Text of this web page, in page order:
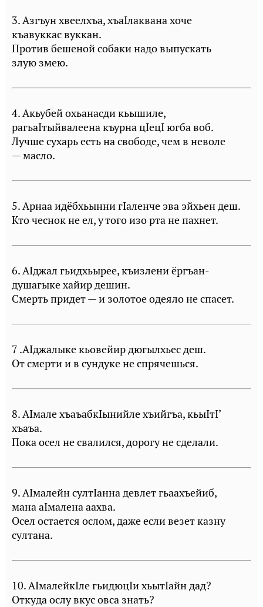
3. Азгъун хвеелхъа, хъаIлаквана хоче
къавуккас вуккан.
Против бешеной собаки надо выпускать
злую змею.
4. Акьубей охьанасди кьышиле,
рагьаIтыйвалеена къурна цIецI югба воб.
Лучше сухарь есть на свободе, чем в неволе
— масло.
5. Арнаа идёбхьынни гIаленче эва эйхьен деш.
Кто чеснок не ел, у того изо рта не пахнет.
6. АIджал гьидхьырее, къизлени ёргъан-
душагыке хайир дешин.
Смерть придет — и золотое одеяло не спасет.
7 .АIджалыке кьовейир дюгылхьес деш.
От смерти и в сундуке не спрячешься.
8. АIмале хъаъабкIынийле хъийгъа, кьыIтI’
хъаъа.
Пока осел не свалился, дорогу не сделали.
9. АIмалейн султIанна девлет гьаахъейиб,
мана аIмалена аахва.
Осел остается ослом, даже если везет казну
султана.
10. АIмалейкIле гьидюцIи хьытIайн дад?
Откуда ослу вкус овса знать?